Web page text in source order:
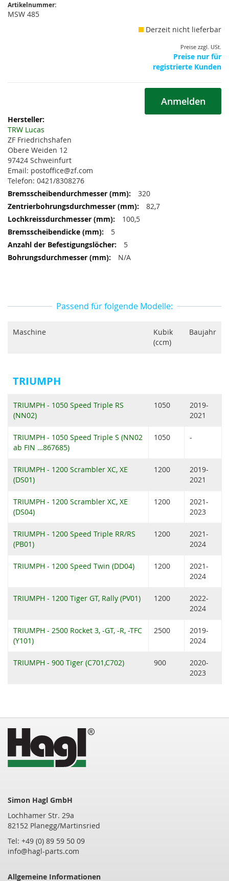
Artikelnummer:
MSW 485
Derzeit nicht lieferbar
Preise zzgl. USt.
Preise nur für
registrierte Kunden
Anmelden
Weitere
Informationen
TRW Lucas
ZF Friedrichshafen
Obere Weiden 12
97424 Schweinfurt
Email: postoffice@zf.com
Telefon: 0421/8308276
320
82,7
100,5
5
5
N/A
Passend für folgende Modelle:
Maschine
Kubik
(ccm)
Baujahr
TRIUMPH
TRIUMPH - 1050 Speed Triple RS
(NN02)
1050
2019-
2021
TRIUMPH - 1050 Speed Triple S (NN02
ab FIN …867685)
1050 -
TRIUMPH - 1200 Scrambler XC, XE
(DS01)
1200
2019-
2021
TRIUMPH - 1200 Scrambler XC, XE
(DS04)
1200
2021-
2023
TRIUMPH - 1200 Speed Triple RR/RS
(PB01)
1200
2021-
2024
TRIUMPH - 1200 Speed Twin (DD04) 1200
2021-
2024
TRIUMPH - 1200 Tiger GT, Rally (PV01) 1200
2022-
2024
TRIUMPH - 2500 Rocket 3, -GT, -R, -TFC
(Y101)
2500
2019-
2024
TRIUMPH - 900 Tiger (C701,C702) 900
2020-
2023
Simon Hagl GmbH
Lochhamer Str. 29a
82152 Planegg/Martinsried
Tel: +49 (0) 89 59 50 09
info@hagl-parts.com
Allgemeine Informationen